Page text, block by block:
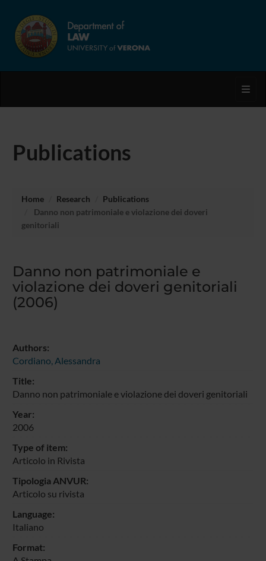
Publications
Home Research
Publications
Danno non patrimoniale e violazione dei doveri
genitoriali
Danno non patrimoniale e
violazione dei doveri genitoriali
(2006)
Authors:
Cordiano, Alessandra
Title:
Danno non patrimoniale e violazione dei doveri genitoriali
Year:
2006
Type of item:
Articolo in Rivista
Tipologia ANVUR:
Articolo su rivista
Language:
Italiano
Format: